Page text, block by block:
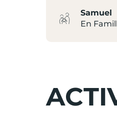
Samuel
En